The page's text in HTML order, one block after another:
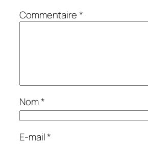
Commentaire*
Nom*
E-mail*